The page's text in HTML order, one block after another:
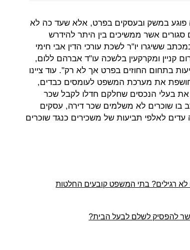
במשק ובעסקים בפרט, אלא שעד כה לא
סגורים אשר ממשיכים בין היתר להידרש
ששיגרו יו"ר לשכת עורכי הדין אבי חימי
קניין ומקרקעין בלשכה עו"ד אברהם ללום,
בתחום החוזים בפרט אך לא רק". עוד ציינו
את מערכת המשפט לעומסים כבדים,
בעלי הנכסים שחלקם חדלו לקבל שכר
בו שוכרים לא משלמים שכר דירה, עסקים
עדים לאלפי תביעות של משכירים כנגד שוכרים
לא רגילים? בתי המשפט קובעים החלטות
להפסיק לשלם לבעל הבית?